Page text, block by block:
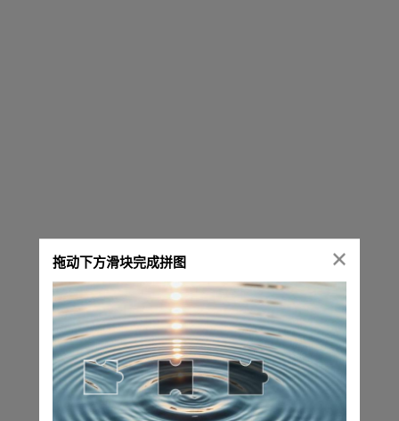
正在进行安全验证，请稍候...
拖动下方滑块完成拼图